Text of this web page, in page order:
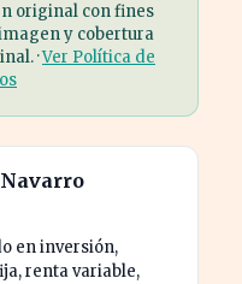
original con fines
y cobertura
·Ver Política de
en inversión,
renta variable,